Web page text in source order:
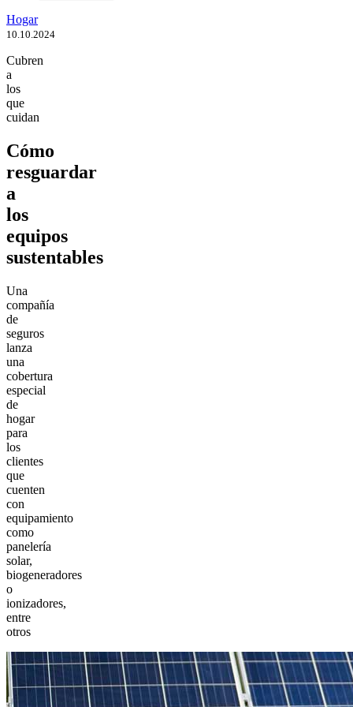
Hogar
10.10.2024
Cubren
a
los
que
cuidan
Cómo
resguardar
a
los
equipos
sustentables
Una
compañía
de
seguros
lanza
una
cobertura
especial
de
hogar
para
los
clientes
que
cuenten
con
equipamiento
como
panelería
solar,
biogeneradores
o
ionizadores,
entre
otros